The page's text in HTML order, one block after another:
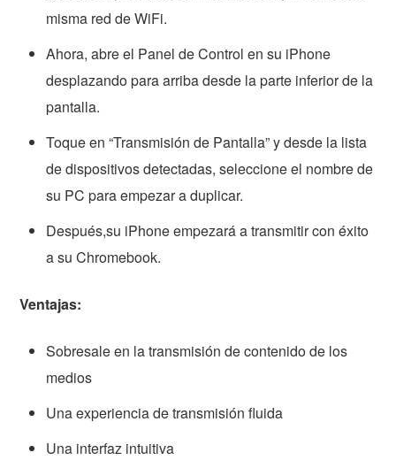
misma red de WiFi.
Ahora, abre el Panel de Control en su iPhone
desplazando para arriba desde la parte inferior de la
pantalla.
Toque en “Transmisión de Pantalla” y desde la lista
de dispositivos detectadas, seleccione el nombre de
su PC para empezar a duplicar.
Después,su iPhone empezará a transmitir con éxito
a su Chromebook.
Ventajas:
Sobresale en la transmisión de contenido de los
medios
Una experiencia de transmisión fluida
Una interfaz intuitiva